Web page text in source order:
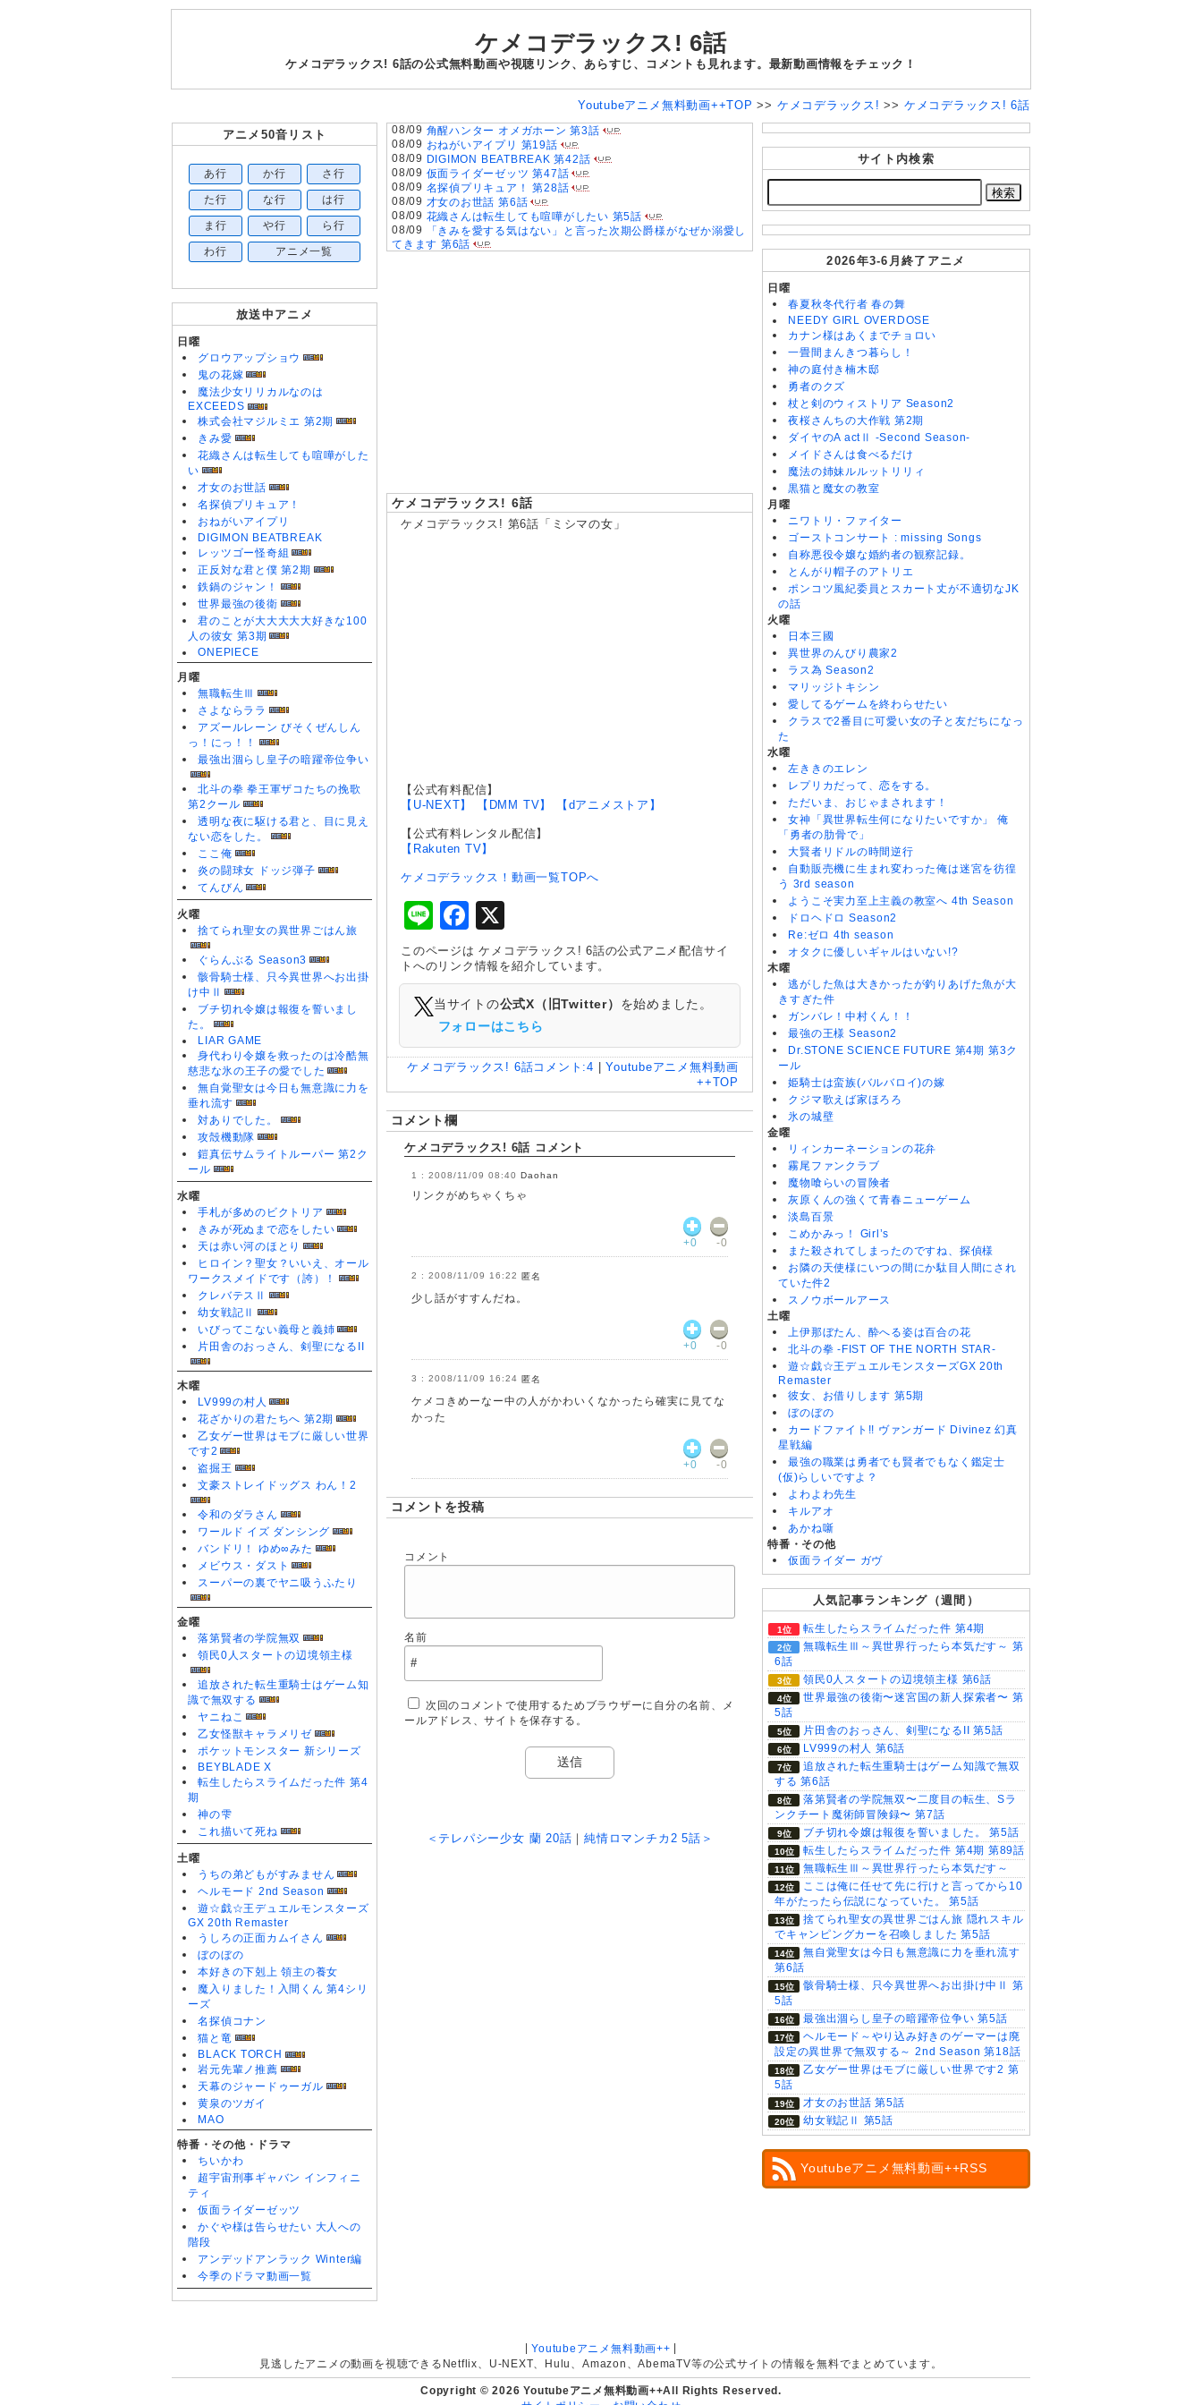
ケメコデラックス! 6話
ケメコデラックス! 6話の公式無料動画や視聴リンク、あらすじ、コメントも見れます。最新動画情報をチェック！
Youtubeアニメ無料動画++TOP>> ケメコデラックス!>> ケメコデラックス! 6話
アニメ50音リスト
あ行 か行 さ行
た行 な行 は行
ま行 や行 ら行
わ行 アニメ一覧
放送中アニメ
日曜
グロウアップショウ
鬼の花嫁
魔法少女リリカルなのは
EXCEEDS
株式会社マジルミエ 第2期
きみ愛
花織さんは転生しても喧嘩がした
い
才女のお世話
名探偵プリキュア！
おねがいアイプリ
DIGIMON BEATBREAK
レッツゴー怪奇組
正反対な君と僕 第2期
鉄鍋のジャン！
世界最強の後衛
君のことが大大大大大好きな100
人の彼女 第3期
ONEPIECE
月曜
無職転生Ⅲ
さよならララ
アズールレーン びそくぜんしん
っ！にっ！！
最強出涸らし皇子の暗躍帝位争い
北斗の拳 拳王軍ザコたちの挽歌
第2クール
透明な夜に駆ける君と、目に見え
ない恋をした。
ここ俺
炎の闘球女 ドッジ弾子
てんびん
火曜
捨てられ聖女の異世界ごはん旅
ぐらんぶる Season3
骸骨騎士様、只今異世界へお出掛
け中Ⅱ
ブチ切れ令嬢は報復を誓いまし
た。
LIAR GAME
身代わり令嬢を救ったのは冷酷無
慈悲な氷の王子の愛でした
無自覚聖女は今日も無意識に力を
垂れ流す
対ありでした。
攻殻機動隊
鎧真伝サムライトルーパー 第2ク
ール
水曜
手札が多めのビクトリア
きみが死ぬまで恋をしたい
天は赤い河のほとり
ヒロイン？聖女？いいえ、オール
ワークスメイドです（誇）！
クレバテスⅡ
幼女戦記Ⅱ
いびってこない義母と義姉
片田舎のおっさん、剣聖になるII
木曜
LV999の村人
花ざかりの君たちへ 第2期
乙女ゲー世界はモブに厳しい世界
です2
盗掘王
文豪ストレイドッグス わん！2
令和のダラさん
ワールド イズ ダンシング
バンドリ！ ゆめ∞みた
メビウス・ダスト
スーパーの裏でヤニ吸うふたり
金曜
落第賢者の学院無双
領民0人スタートの辺境領主様
追放された転生重騎士はゲーム知
識で無双する
ヤニねこ
乙女怪獣キャラメリゼ
ポケットモンスター 新シリーズ
BEYBLADE X
転生したらスライムだった件 第4
期
神の雫
これ描いて死ね
土曜
うちの弟どもがすみません
ヘルモード 2nd Season
遊☆戯☆王デュエルモンスターズ
GX 20th Remaster
うしろの正面カムイさん
ぼのぼの
本好きの下剋上 領主の養女
魔入りました！入間くん 第4シリ
ーズ
名探偵コナン
猫と竜
BLACK TORCH
岩元先輩ノ推薦
天幕のジャードゥーガル
黄泉のツガイ
MAO
特番・その他・ドラマ
ちいかわ
超宇宙刑事ギャバン インフィニ
ティ
仮面ライダーゼッツ
かぐや様は告らせたい 大人への
階段
アンデッドアンラック Winter編
今季のドラマ動画一覧
08/09 角醒ハンター オメガホーン 第3話
08/09 おねがいアイプリ 第19話
08/09
DIGIMON BEATBREAK 第42話
08/09 仮面ライダーゼッツ 第47話
08/09 名探偵プリキュア！ 第28話
08/09 才女のお世話 第6話
08/09 花織さんは転生しても喧嘩がしたい 第5話
08/09
「きみを愛する気はない」と言った次期公爵様がなぜか溺愛し
てきます 第6話
ケメコデラックス! 6話
ケメコデラックス! 第6話「ミシマの女」
【公式有料配信】
【U-NEXT】
【DMM TV】 【dアニメストア】
【公式有料レンタル配信】
【Rakuten TV】
ケメコデラックス！動画一覧TOPへ
LineFacebook
このページは ケメコデラックス! 6話の公式アニメ配信サイ
トへのリンク情報を紹介しています。
当サイトの公式X（旧Twitter） を始めました。
フォローはこちら
ケメコデラックス! 6話コメント:4 |Youtubeアニメ無料動画
++TOP
コメント欄
ケメコデラックス! 6話 コメント
2008/11/09 08:40 Daohan
リンクがめちゃくちゃ
+0 -0
2008/11/09 16:22 匿名
少し話がすすんだね。
+0 -0
2008/11/09 16:24 匿名
ケメコきめーなー中の人がかわいくなかったら確実に見てな
かった
+0 -0
コメントを投稿
コメント
名前
次回のコメントで使用するためブラウザーに自分の名前、メ
ールアドレス、サイトを保存する。
＜テレパシー少女 蘭 20話 ｜純情ロマンチカ2 5話＞
サイト内検索
2026年3-6月終了アニメ
日曜
春夏秋冬代行者 春の舞
NEEDY GIRL OVERDOSE
カナン様はあくまでチョロい
一畳間まんきつ暮らし！
神の庭付き楠木邸
勇者のクズ
杖と剣のウィストリア Season2
夜桜さんちの大作戦 第2期
ダイヤのA actⅡ -Second Season-
メイドさんは食べるだけ
魔法の姉妹ルルットリリィ
黒猫と魔女の教室
月曜
ニワトリ・ファイター
ゴーストコンサート : missing Songs
自称悪役令嬢な婚約者の観察記録。
とんがり帽子のアトリエ
ポンコツ風紀委員とスカート丈が不適切なJK
の話
火曜
日本三國
異世界のんびり農家2
ラス為 Season2
マリッジトキシン
愛してるゲームを終わらせたい
クラスで2番目に可愛い女の子と友だちになっ
た
水曜
左ききのエレン
レプリカだって、恋をする。
ただいま、おじゃまされます！
女神「異世界転生何になりたいですか」 俺
「勇者の肋骨で」
大賢者リドルの時間逆行
自動販売機に生まれ変わった俺は迷宮を彷徨
う 3rd season
ようこそ実力至上主義の教室へ 4th Season
ドロヘドロ Season2
Re:ゼロ 4th season
オタクに優しいギャルはいない!?
木曜
逃がした魚は大きかったが釣りあげた魚が大
きすぎた件
ガンバレ！中村くん！！
最強の王様 Season2
Dr.STONE SCIENCE FUTURE 第4期 第3ク
ール
姫騎士は蛮族(バルバロイ)の嫁
クジマ歌えば家ほろろ
氷の城壁
金曜
リィンカーネーションの花弁
霧尾ファンクラブ
魔物喰らいの冒険者
灰原くんの強くて青春ニューゲーム
淡島百景
こめかみっ！ Girl’s
また殺されてしまったのですね、探偵様
お隣の天使様にいつの間にか駄目人間にされ
ていた件2
スノウボールアース
土曜
上伊那ぼたん、酔へる姿は百合の花
北斗の拳 -FIST OF THE NORTH STAR-
遊☆戯☆王デュエルモンスターズGX 20th
Remaster
彼女、お借りします 第5期
ぼのぼの
カードファイト!! ヴァンガード Divinez 幻真
星戦編
最強の職業は勇者でも賢者でもなく鑑定士
(仮)らしいですよ？
よわよわ先生
キルアオ
あかね噺
特番・その他
仮面ライダー ガヴ
人気記事ランキング（週間）
転生したらスライムだった件 第4期
無職転生Ⅲ～異世界行ったら本気だす～ 第
6話
領民0人スタートの辺境領主様 第6話
世界最強の後衛〜迷宮国の新人探索者〜 第
5話
片田舎のおっさん、剣聖になるII 第5話
LV999の村人 第6話
追放された転生重騎士はゲーム知識で無双
する 第6話
落第賢者の学院無双〜二度目の転生、Sラ
ンクチート魔術師冒険録〜 第7話
ブチ切れ令嬢は報復を誓いました。 第5話
転生したらスライムだった件 第4期 第89話
無職転生Ⅲ～異世界行ったら本気だす～
ここは俺に任せて先に行けと言ってから10
年がたったら伝説になっていた。 第5話
捨てられ聖女の異世界ごはん旅 隠れスキル
でキャンピングカーを召喚しました 第5話
無自覚聖女は今日も無意識に力を垂れ流す
第6話
骸骨騎士様、只今異世界へお出掛け中Ⅱ 第
5話
最強出涸らし皇子の暗躍帝位争い 第5話
ヘルモード～やり込み好きのゲーマーは廃
設定の異世界で無双する～ 2nd Season 第18話
乙女ゲー世界はモブに厳しい世界です2 第
5話
才女のお世話 第5話
幼女戦記Ⅱ 第5話
Youtubeアニメ無料動画++RSS
|Youtubeアニメ無料動画++
見逃したアニメの動画を視聴できるNetflix、U-NEXT、Hulu、Amazon、AbemaTV等の公式サイトの情報を無料でまとめています。
Copyright © 2026 Youtubeアニメ無料動画++All Rights Reserved.